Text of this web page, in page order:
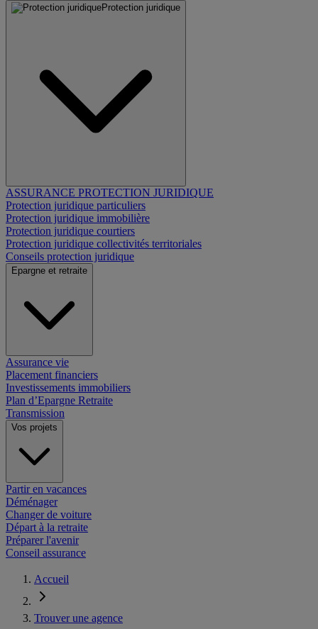
Protection juridique
ASSURANCE PROTECTION JURIDIQUE
Protection juridique particuliers
Protection juridique immobilière
Protection juridique courtiers
Protection juridique collectivités territoriales
Conseils protection juridique
Epargne et retraite
Assurance vie
Placement financiers
Investissements immobiliers
Plan d’Epargne Retraite
Transmission
Vos projets
Partir en vacances
Déménager
Changer de voiture
Départ à la retraite
Préparer l'avenir
Conseil assurance
Accueil
Trouver une agence